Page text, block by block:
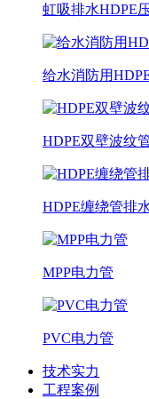
虹吸排水HDPE
给水消防用
HDPE双壁波纹
HDPE缠绕管排
MPP电力管
PVC电力管
技术实力
工程案例